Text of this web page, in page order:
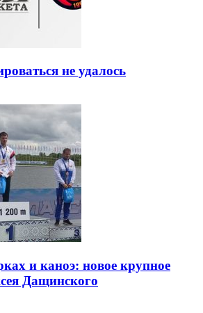
не удалось
и каноэ: новое крупное
Дащинского